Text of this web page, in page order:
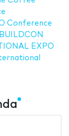
Conference
EXPO